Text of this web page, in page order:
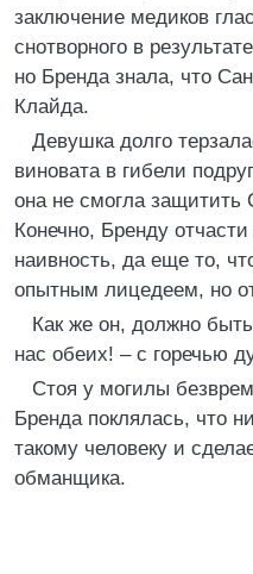
заключение медиков
снотворного в
но Бренда знала, что
Клайда.
Девушка долго
виновата в гибели
она не смогла защитить
Конечно, Бренду
наивность, да еще то,
опытным лицедеем, но
Как же он, должно
нас обеих! – с горечью
Стоя у могилы
Бренда поклялась, что
такому человеку и
обманщика.